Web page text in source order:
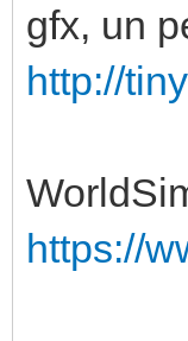
gfx, un
http://
https://